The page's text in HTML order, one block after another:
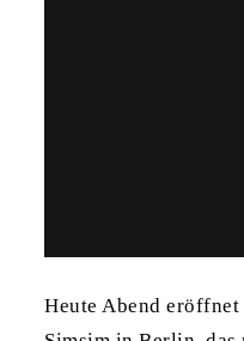
Heute Abend eröffnet